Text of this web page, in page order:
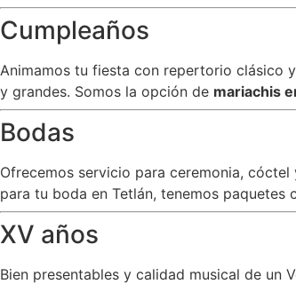
Cumpleaños
Animamos tu fiesta con repertorio clásico
y grandes. Somos la opción de mariachis
Bodas
Ofrecemos servicio para ceremonia,
para tu boda en Tetlán, tenemos paquetes
XV años
Bien presentables y calidad musical de un